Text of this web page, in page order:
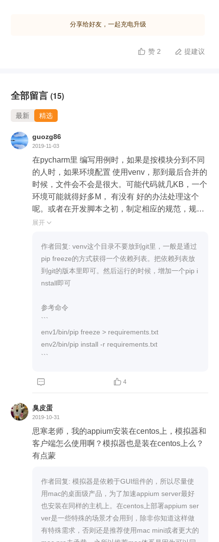
分享给好友，一起充电升级
 赞 2  提建议
全部留言 (15)
最新 精选
guozg86
2019-11-03
在pycharm里 编写用例时，如果是按模块分到不同
的人时，如果环境配置 使用venv，那到最后合并的
时候，文件会不会是很大。可能代码就几KB，一个
环境可能就得好多M， 有没有 好的办法处理这个
呢。或者在开发脚本之初，制定相应的规范，规定
所有人的使用版本，最后在将代码部署到服务器
的目录下，然后再运行脚本。这样是否可行呢(目前
我要求我的团队是这么执行的，不知道会不会 有什
么隐患)，求老师指教……
展开 
作者回复: venv这个目录不要放到git里，一般是通过
pip freeze的方式获得一个依赖列表。把依赖列表放
到git的版本里即可。然后运行的时候，增加一个pip i
nstall即可
参考命令
```
env1/bin/pip freeze > requirements.txt
env2/bin/pip install -r requirements.txt
```
  4
臭皮蛋
2019-10-31
思寒老师，我的appium安装在centos上，模拟器和
客户端怎么使用啊？模拟器也是装在centos上么？
有点蒙
作者回复: 模拟器是依赖于GUI组件的，所以尽量使
用mac的桌面级产品，为了加速appium server最好
也安装在同样的主机上。在centos上部署appium ser
ver是一些特殊的场景才会用到，除非你知道这样做
有特殊需求，否则还是推荐使用mac mini或者更大的